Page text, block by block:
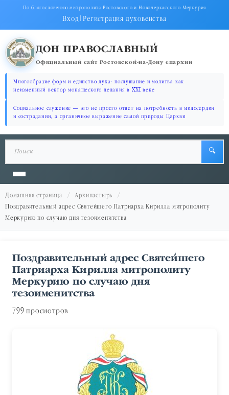
По благословению митрополита Ростовского и Новочеркасского Меркурия
Вход|Регистрация духовенства
ДОН ПРАВОСЛАВНЫЙ
Официальный сайт Ростовской-на-Дону епархии
Многообразие форм и единство духа: послушание и молитва как
неизменный вектор монашеского делания в XXI веке
Социальное служение — это не просто ответ на потребность в милосердии
и сострадании, а органичное выражение самой природы Церкви
🔍
Домашняя страница
Архипастырь
Поздравительный адрес Святейшего Патриарха Кирилла митрополиту
Меркурию по случаю дня тезоименитства
Поздравительный адрес Святейшего
Патриарха Кирилла митрополиту
Меркурию по случаю дня
тезоименитства
799 просмотров